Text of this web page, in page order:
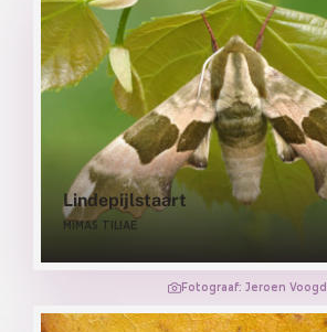
Lindepijlstaart
MIMAS TILIAE
Fotograaf: Jeroen Voogd